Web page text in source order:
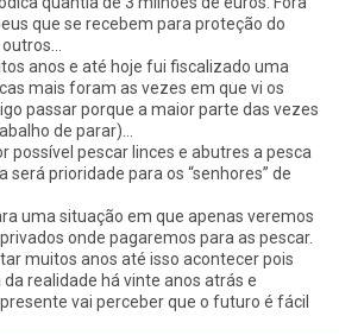
que se recebem para proteção do
anos e até hoje fui fiscalizado uma
mais foram as vezes em que vi os
passar porque a maior parte das vezes
de parar)…
possível pescar linces e abutres a pesca
será prioridade para os “senhores” de
uma situação em que apenas veremos
onde pagaremos para as pescar.
muitos anos até isso acontecer pois
realidade há vinte anos atrás e
vai perceber que o futuro é fácil